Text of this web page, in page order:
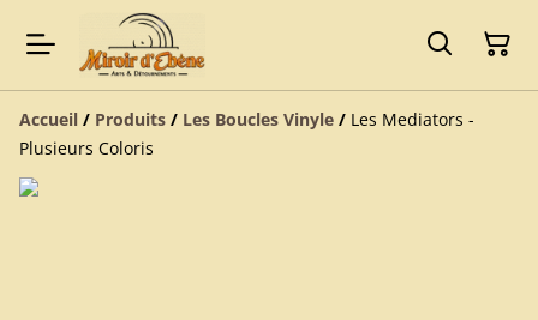
Accueil / Produits / Les Boucles Vinyle / Les Mediators -
Plusieurs Coloris